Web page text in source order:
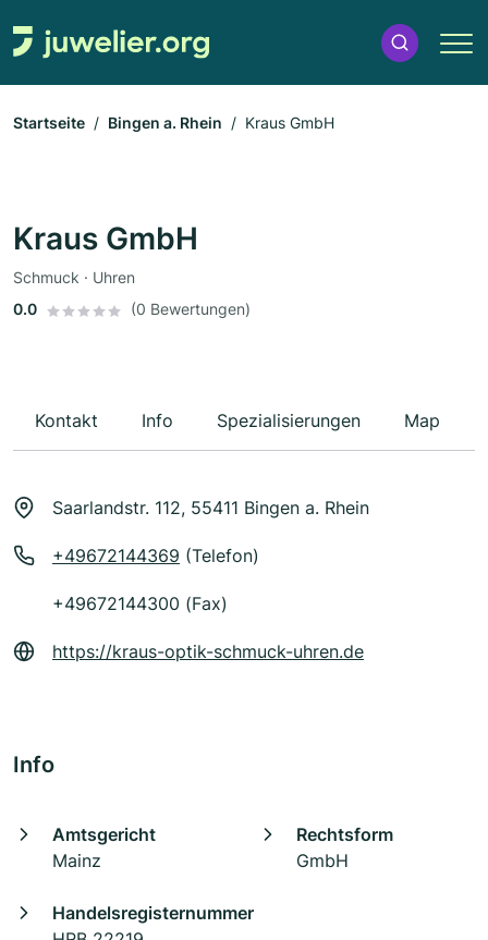
Startseite Bingen a. Rhein Kraus GmbH
Kraus GmbH
Schmuck · Uhren
0.0
(0 Bewertungen)
Kontakt Info Spezialisierungen Map
Saarlandstr. 112, 55411 Bingen a. Rhein
+49672144369 (Telefon)
+49672144300 (Fax)
https://kraus-optik-schmuck-uhren.de
Info
Amtsgericht
Mainz
Rechtsform
GmbH
Handelsregisternummer